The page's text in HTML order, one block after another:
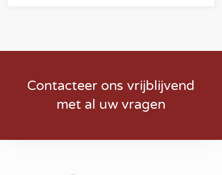
Contacteer ons vrijblijvend
met al uw vragen